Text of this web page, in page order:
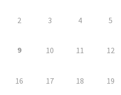
2 3 4 5
9 10 11 12
16 17 18 19